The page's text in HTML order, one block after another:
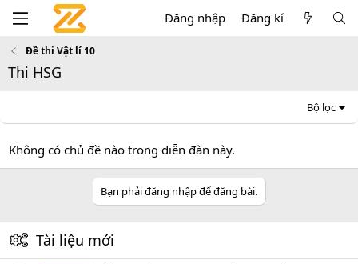
Đăng nhập Đăng kí
Đề thi Vật lí 10
Thi HSG
Bộ lọc
Không có chủ đề nào trong diễn đàn này.
Bạn phải đăng nhập để đăng bài.
Tài liệu mới